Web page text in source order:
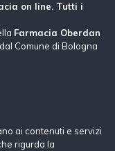
on line. Tutti i
Farmacia Oberdan
Comune di Bologna
ai contenuti e servizi
rigurda la